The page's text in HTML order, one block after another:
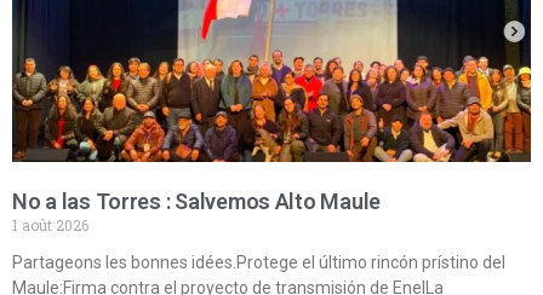
No a las Torres : Salvemos Alto Maule
1 août 2026
Partageons les bonnes idées.Protege el último rincón prístino del
Maule:Firma contra el proyecto de transmisión de EnelLa